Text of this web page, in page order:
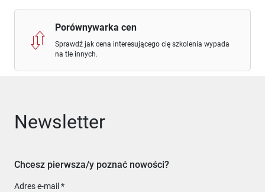
Porównywarka cen
Sprawdź jak cena interesującego cię szkolenia wypada
na tle innych.
Newsletter
Chcesz pierwsza/y poznać nowości?
Adres e-mail